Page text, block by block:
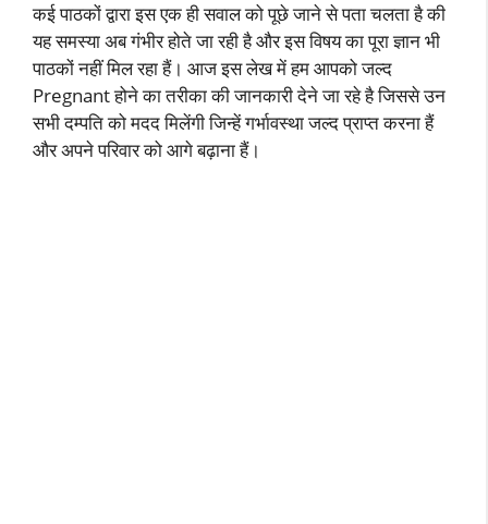
कई पाठकों द्वारा इस एक ही सवाल को पूछे जाने से पता चलता है की
यह समस्या अब गंभीर होते जा रही है और इस विषय का पूरा ज्ञान भी
पाठकों नहीं मिल रहा हैं। आज इस लेख में हम आपको जल्द
Pregnant होने का तरीका की जानकारी देने जा रहे है जिससे उन
सभी दम्पति को मदद मिलेंगी जिन्हें गर्भावस्था जल्द प्राप्त करना हैं
और अपने परिवार को आगे बढ़ाना हैं।